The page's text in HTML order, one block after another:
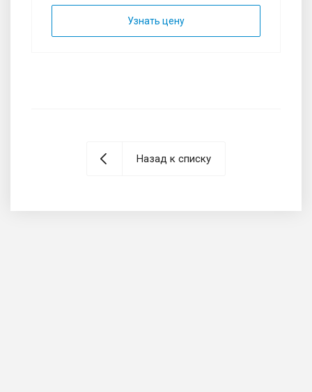
Узнать цену
Назад к списку